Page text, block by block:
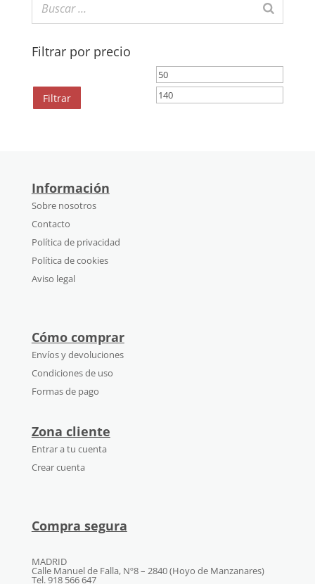
Filtrar por precio
Precio
mínimo
Filtrar
Información
Sobre nosotros
Contacto
Política de privacidad
Política de cookies
Aviso legal
Cómo comprar
Envíos y devoluciones
Condiciones de uso
Formas de pago
Zona cliente
Entrar a tu cuenta
Crear cuenta
Compra segura
MADRID
Calle Manuel de Falla, Nº8 – 2840 (Hoyo de Manzanares)
Tel. 918 566 647